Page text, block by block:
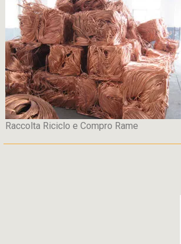
Raccolta Riciclo e Compro Rame